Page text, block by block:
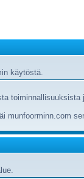
käytöstä.
toiminnallisuuksista
munfoorminn.com